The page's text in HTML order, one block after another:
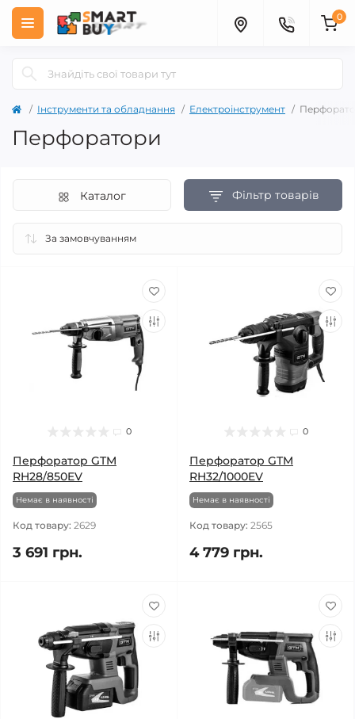
0
Інструменти та обладнання Електроінструмент
Перфоратори
Фільтр товарів
Каталог
0
Перфоратор GTM
RH28/850EV
Немає в наявності
Код товару: 2629
3 691 грн.
0
Перфоратор GTM
RH32/1000EV
Немає в наявності
Код товару: 2565
4 779 грн.